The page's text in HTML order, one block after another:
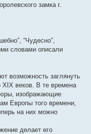
замка г.
“Чудесно”,
словами описали
возможность заглянуть
веков. В те времена
изображающие
Европы того времени,
на них можно
делает его